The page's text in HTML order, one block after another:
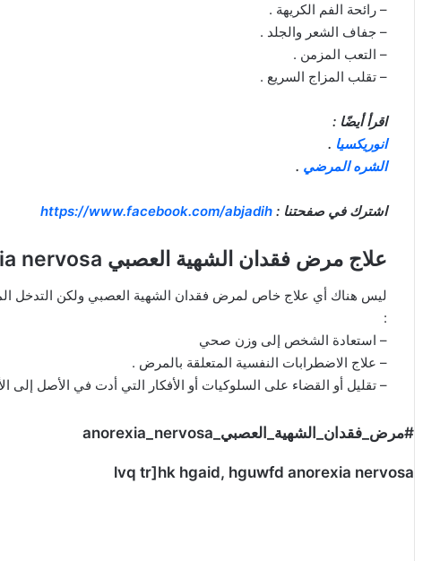
– رائحة الفم الكريهة .
– جفاف الشعر والجلد .
– التعب المزمن .
– تقلب المزاج السريع .
اقرأ أيضًا :
انوريكسيا .
الشره المرضي .
اشترك في صفحتنا :https://www.facebook.com/abjadih
علاج مرض فقدان الشهية العصبي anorexia nervosa
ليس هناك أي علاج خاص لمرض فقدان الشهية العصبي ولكن التدخل
:
– استعادة الشخص إلى وزن صحي
– علاج الاضطرابات النفسية المتعلقة بالمرض .
– تقليل أو القضاء على السلوكيات أو الأفكار التي أدت في الأصل إلى
#مرض_فقدان_الشهية_العصبي_anorexia_nervosa
lvq tr]hk hgaid, hguwfd anorexia nervosa